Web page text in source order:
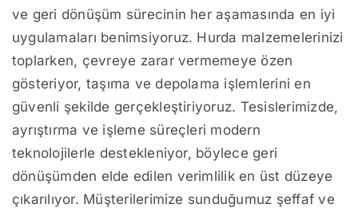
ve geri dönüşüm sürecinin her aşamasında en iyi
uygulamaları benimsiyoruz. Hurda malzemelerinizi
toplarken, çevreye zarar vermemeye özen
gösteriyor, taşıma ve depolama işlemlerini en
güvenli şekilde gerçekleştiriyoruz. Tesislerimizde,
ayrıştırma ve işleme süreçleri modern
teknolojilerle destekleniyor, böylece geri
dönüşümden elde edilen verimlilik en üst düzeye
çıkarılıyor. Müşterilerimize sunduğumuz şeffaf ve